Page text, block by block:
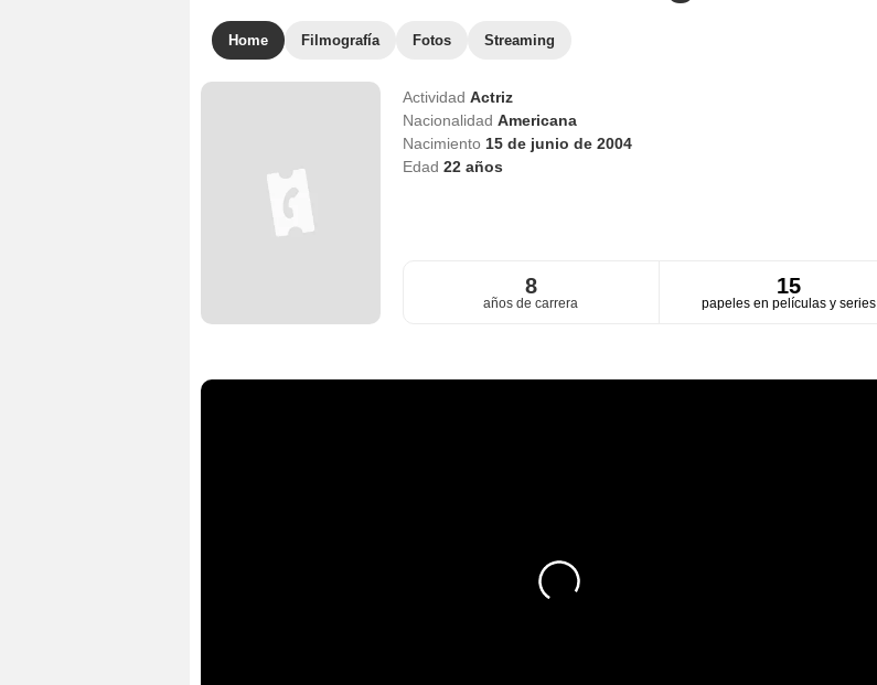
Home Filmografía Fotos Streaming
Actividad Actriz
Nacionalidad Americana
Nacimiento 15 de junio de 2004
Edad 22años
8
años de carrera
15
papeles en películas y series